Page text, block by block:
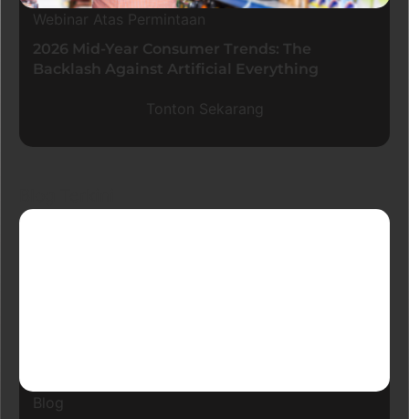
Webinar Atas Permintaan
2026 Mid-Year Consumer Trends: The
Backlash Against Artificial Everything
Tonton Sekarang
Blog